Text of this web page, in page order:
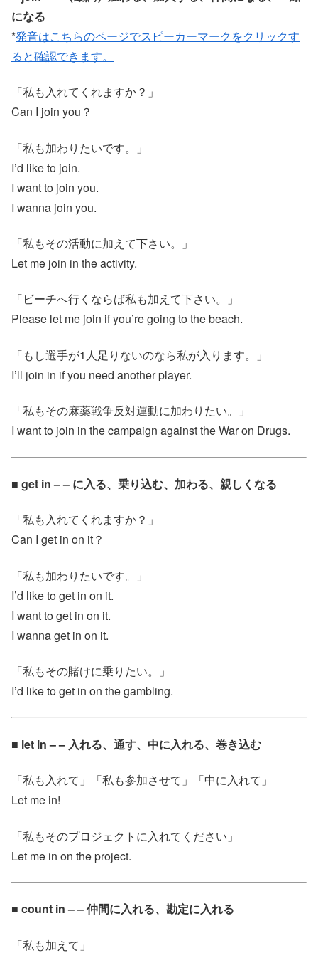
になる
*発音はこちらのページでスピーカーマークをクリックす
ると確認できます。
「私も入れてくれますか？」
Can I join you？
「私も加わりたいです。」
I’d like to join.
I want to join you.
I wanna join you.
「私もその活動に加えて下さい。」
Let me join in the activity.
「ビーチへ行くならば私も加えて下さい。」
Please let me join if you’re going to the beach.
「もし選手が1人足りないのなら私が入ります。」
I’ll join in if you need another player.
「私もその麻薬戦争反対運動に加わりたい。」
I want to join in the campaign against the War on Drugs.
■ get in – – に入る、乗り込む、加わる、親しくなる
「私も入れてくれますか？」
Can I get in on it？
「私も加わりたいです。」
I’d like to get in on it.
I want to get in on it.
I wanna get in on it.
「私もその賭けに乗りたい。」
I’d like to get in on the gambling.
■ let in – – 入れる、通す、中に入れる、巻き込む
「私も入れて」「私も参加させて」「中に入れて」
Let me in!
「私もそのプロジェクトに入れてください」
Let me in on the project.
■ count in – – 仲間に入れる、勘定に入れる
「私も加えて」